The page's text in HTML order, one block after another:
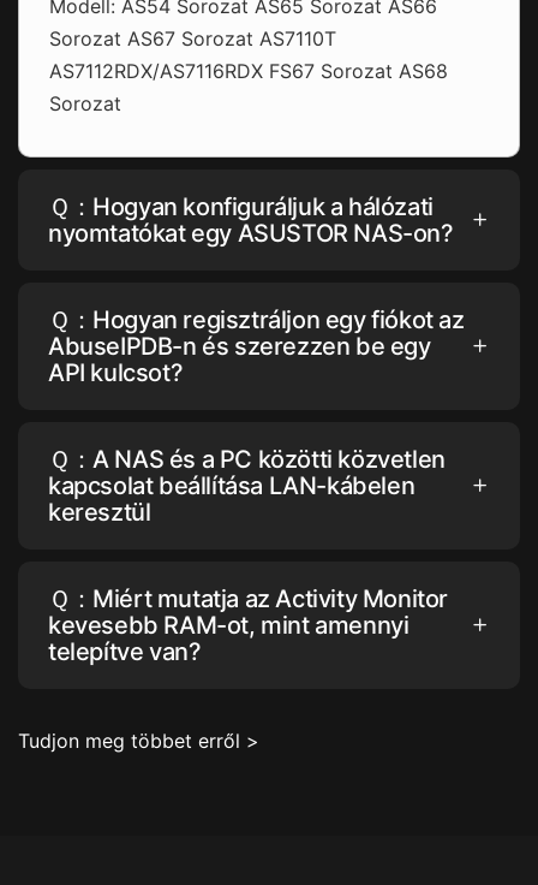
Modell: AS54 Sorozat AS65 Sorozat AS66
Sorozat AS67 Sorozat AS7110T
AS7112RDX/AS7116RDX FS67 Sorozat AS68
Sorozat
Ｑ：Hogyan konfiguráljuk a hálózati
nyomtatókat egy ASUSTOR NAS-on?
Ｑ：Hogyan regisztráljon egy fiókot az
AbuseIPDB-n és szerezzen be egy
API kulcsot?
Ｑ：A NAS és a PC közötti közvetlen
kapcsolat beállítása LAN-kábelen
keresztül
Ｑ：Miért mutatja az Activity Monitor
kevesebb RAM-ot, mint amennyi
telepítve van?
Tudjon meg többet erről >